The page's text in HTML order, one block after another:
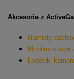
Akcesoria z
Namioty
Mobilne stacje
Lodówki